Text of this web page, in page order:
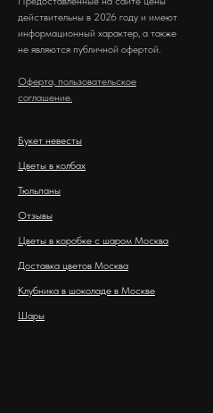
действительны в 2026 году и имеют
информационный характер, а также
не являются публичной офертой.
Оферта, пользовательское
соглашение.
Букет невесты
Цветы в колбах
Тюльпаны
Отзывы
Цветы в коробке с шаром Москва
Доставка цветов Москва
Клубника в шоколаде в Москве
Шары